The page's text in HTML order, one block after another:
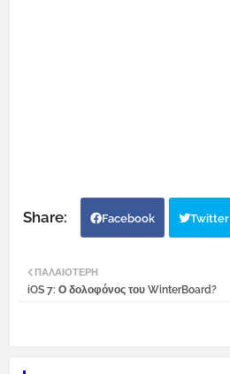
Facebook Twitter
ΠΑΛΑΙΌΤΕΡΗ
iOS 7: Ο δολοφόνος του WinterBoard?